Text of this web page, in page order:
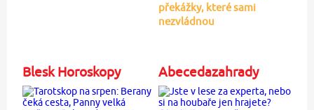
překážky, které sami
nezvládnou
Blesk Horoskopy Abecedazahrady